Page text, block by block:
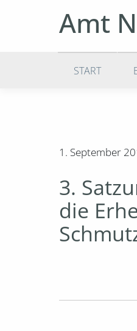
Amt
START
1. September
3.
die